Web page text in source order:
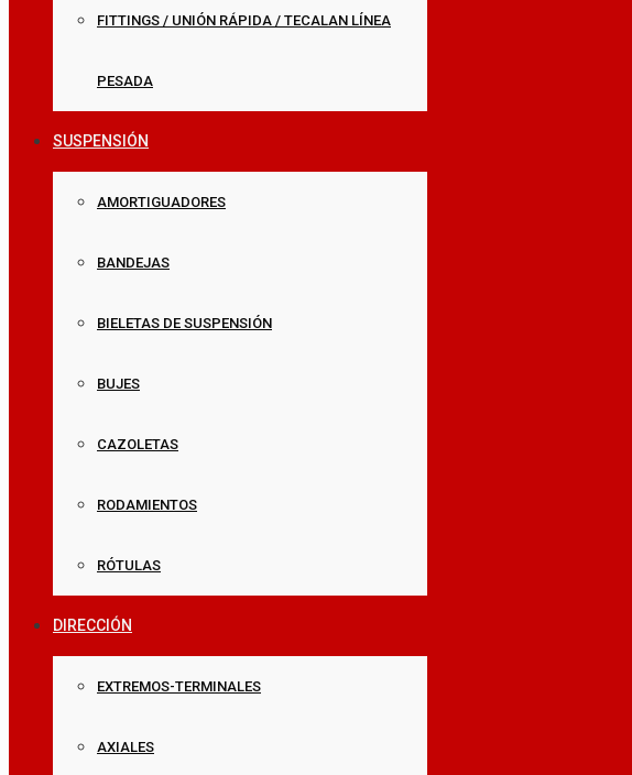
FITTINGS / UNIÓN RÁPIDA / TECALAN LÍNEA
PESADA
SUSPENSIÓN
AMORTIGUADORES
BANDEJAS
BIELETAS DE SUSPENSIÓN
BUJES
CAZOLETAS
RODAMIENTOS
RÓTULAS
DIRECCIÓN
EXTREMOS-TERMINALES
AXIALES